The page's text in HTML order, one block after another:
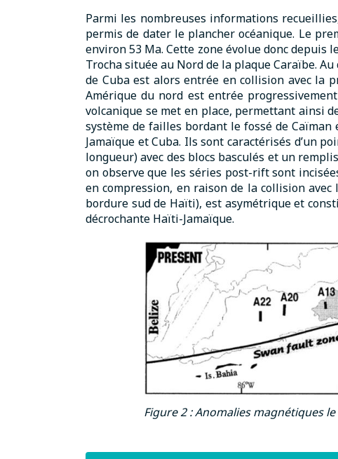
Parmi les nombreuses informations
permis de dater le plancher océanique. Le
environ 53 Ma. Cette zone évolue donc depuis
Trocha située au Nord de la plaque Caraïbe. Au
de Cuba est alors entrée en collision avec la
Amérique du nord est entrée
volcanique se met en place, permettant ainsi
système de failles bordant le fossé de
Jamaïque et Cuba. Ils sont caractérisés d’un
longueur) avec des blocs basculés et un
on observe que les séries post-rift sont
en compression, en raison de la collision
bordure sud de Haïti), est asymétrique et
décrochante Haïti-Jamaïque.
Figure 2 : Anomalies magnétiques